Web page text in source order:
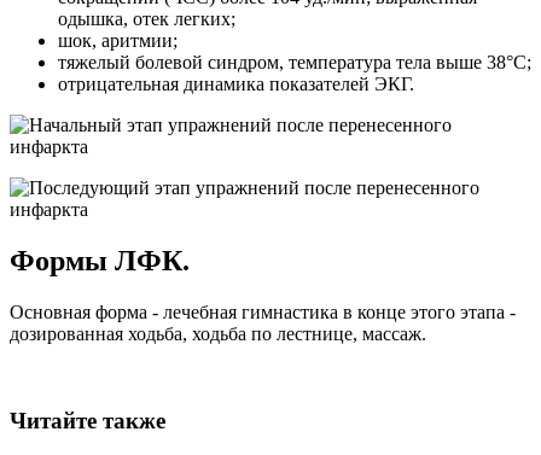
одышка, отек легких;
шок, аритмии;
тяжелый болевой синдром, температура тела выше 38°С;
отрицательная динамика показателей ЭКГ.
Формы ЛФК.
Основная форма - лечебная гимнастика в конце этого этапа -
дозированная ходьба, ходьба по лестнице, массаж.
Читайте также